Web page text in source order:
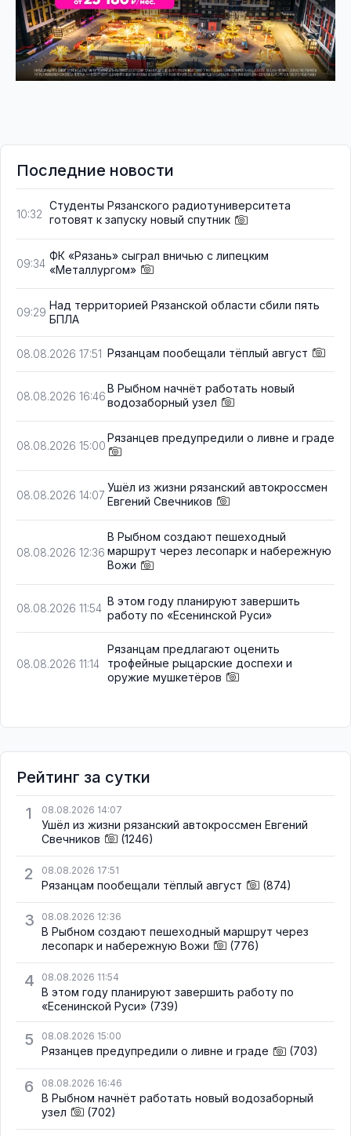
Последние новости
10:32
Студенты Рязанского радиотуниверситета
готовят к запуску новый спутник
09:34
ФК «Рязань» сыграл вничью с липецким
«Металлургом»
09:29
Над территорией Рязанской области сбили пять
БПЛА
08.08.2026 17:51 Рязанцам пообещали тёплый август
08.08.2026 16:46
В Рыбном начнёт работать новый
водозаборный узел
08.08.2026 15:00
Рязанцев предупредили о ливне и граде
08.08.2026 14:07
Ушёл из жизни рязанский автокроссмен
Евгений Свечников
08.08.2026 12:36
В Рыбном создают пешеходный
маршрут через лесопарк и набережную
Вожи
08.08.2026 11:54
В этом году планируют завершить
работу по «Есенинской Руси»
08.08.2026 11:14
Рязанцам предлагают оценить
трофейные рыцарские доспехи и
оружие мушкетёров
Рейтинг за сутки
1
08.08.2026 14:07
Ушёл из жизни рязанский автокроссмен Евгений
Свечников
(1246)
2 08.08.2026 17:51
Рязанцам пообещали тёплый август (874)
3 08.08.2026 12:36
В Рыбном создают пешеходный маршрут через
лесопарк и набережную Вожи
(776)
4 08.08.2026 11:54
В этом году планируют завершить работу по
«Есенинской Руси» (739)
5 08.08.2026 15:00
Рязанцев предупредили о ливне и граде (703)
6 08.08.2026 16:46
В Рыбном начнёт работать новый водозаборный
узел
(702)